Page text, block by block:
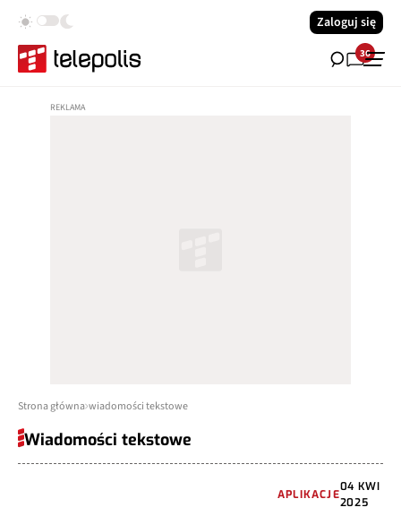
Zaloguj się
36
Strona główna wiadomości tekstowe
Wiadomości tekstowe
APLIKACJE
04 KWI
2025